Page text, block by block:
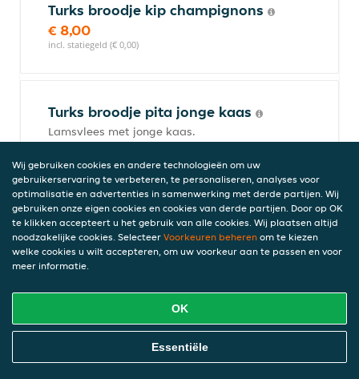
Turks broodje kip champignons
€ 8,00
incl. statiegeld (€ 0,00)
Turks broodje pita jonge kaas
Lamsvlees met jonge kaas.
incl. statiegeld (€ 0,00)
Turks broodje pita mix
Lamsvlees en kip.
€ 8,50
Turks broodje kip shaslick
Online Eten Bestellen
Wij gebruiken cookies en andere technologieën om uw
gebruikerservaring te verbeteren, te personaliseren, analyses voor
optimalisatie en advertenties in samenwerking met derde partijen. Wij
gebruiken onze eigen cookies en cookies van derde partijen. Door op OK
te klikken accepteert u het gebruik van alle cookies. Wij plaatsen altijd
noodzakelijke cookies. Selecteer Voorkeuren beheren om te kiezen
welke cookies u wilt accepteren, om uw voorkeur aan te passen en voor
meer informatie.
OK
Essentiële